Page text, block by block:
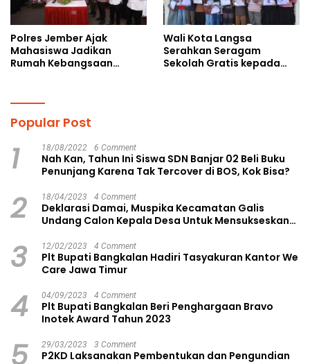
Polres Jember Ajak
Mahasiswa Jadikan
Rumah Kebangsaan
Wali Kota Langsa
Serahkan Seragam
Sekolah Gratis kepada
Popular Post
1 18/08/2022 6 Comment
Nah Kan, Tahun Ini Siswa SDN Banjar 02 Beli Buku
Penunjang Karena Tak Tercover di BOS, Kok Bisa?
2 18/04/2023 4 Comment
Deklarasi Damai, Muspika Kecamatan Galis
Undang Calon Kepala Desa Untuk Mensukseskan
3 12/02/2023 4 Comment
Plt Bupati Bangkalan Hadiri Tasyakuran Kantor We
Care Jawa Timur
4 04/09/2023 4 Comment
Plt Bupati Bangkalan Beri Penghargaan Bravo
Inotek Award Tahun 2023
5 29/03/2023 3 Comment
P2KD Laksanakan Pembentukan dan Pengundian